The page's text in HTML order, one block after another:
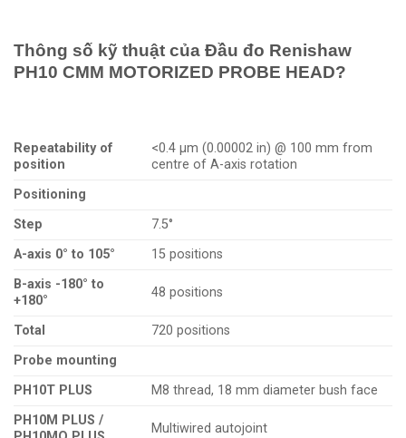
Thông số kỹ thuật của Đầu đo Renishaw
PH10 CMM MOTORIZED PROBE HEAD?
Repeatability of
position
<0.4 μm (0.00002 in) @ 100 mm from
centre of A-axis rotation
Positioning
Step
7.5°
A-axis 0° to 105°
15 positions
B-axis -180° to
+180°
48 positions
Total
720 positions
Probe mounting
PH10T PLUS
M8 thread, 18 mm diameter bush face
PH10M PLUS /
Multiwired autojoint